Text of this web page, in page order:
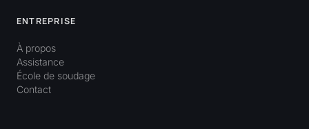
ENTREPRISE
À propos
Assistance
École de soudage
Contact